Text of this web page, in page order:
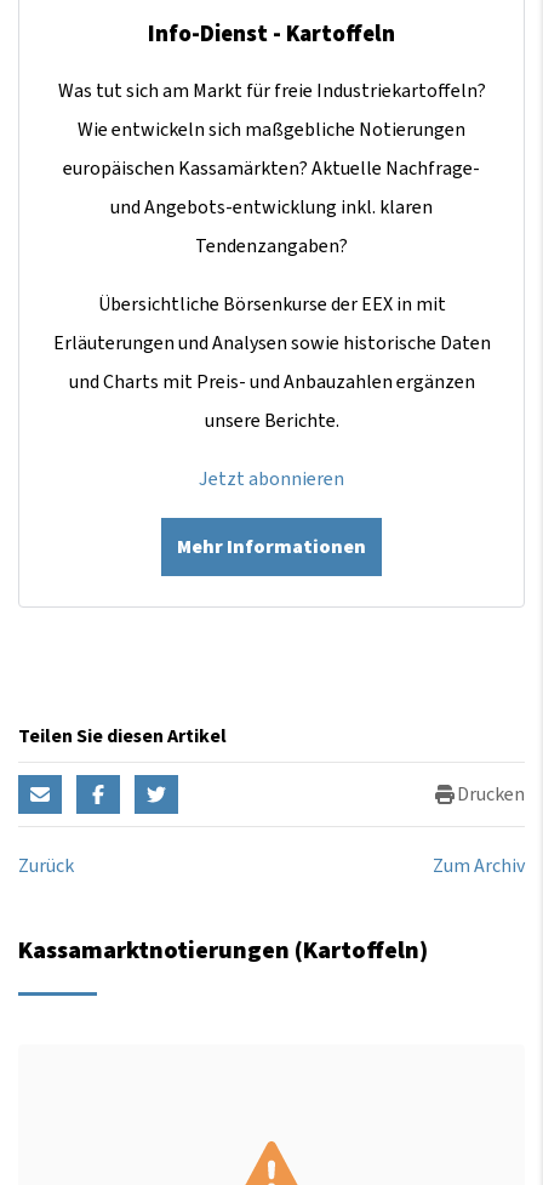
Info-Dienst - Kartoffeln
Was tut sich am Markt für freie Industriekartoffeln?
Wie entwickeln sich maßgebliche Notierungen
europäischen Kassamärkten? Aktuelle Nachfrage-
und Angebots-entwicklung inkl. klaren
Tendenzangaben?
Übersichtliche Börsenkurse der EEX in mit
Erläuterungen und Analysen sowie historische Daten
und Charts mit Preis- und Anbauzahlen ergänzen
unsere Berichte.
Jetzt abonnieren
Mehr Informationen
Teilen Sie diesen Artikel
Drucken
Zurück Zum Archiv
Kassamarktnotierungen (Kartoffeln)